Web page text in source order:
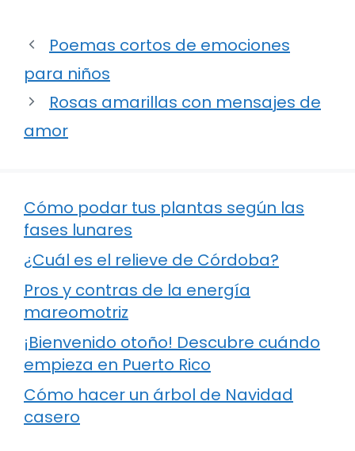
Poemas cortos de emociones
para niños
Rosas amarillas con mensajes de
amor
Cómo podar tus plantas según las
fases lunares
¿Cuál es el relieve de Córdoba?
Pros y contras de la energía
mareomotriz
¡Bienvenido otoño! Descubre cuándo
empieza en Puerto Rico
Cómo hacer un árbol de Navidad
casero